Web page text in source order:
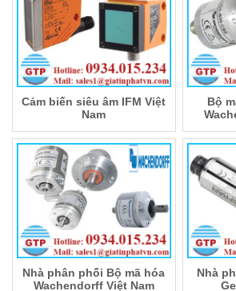
Cảm biến siêu âm IFM Việt
Nam
Bộ
Nhà phân phối Bộ mã hóa
Wachendorff Việt Nam
Nhà